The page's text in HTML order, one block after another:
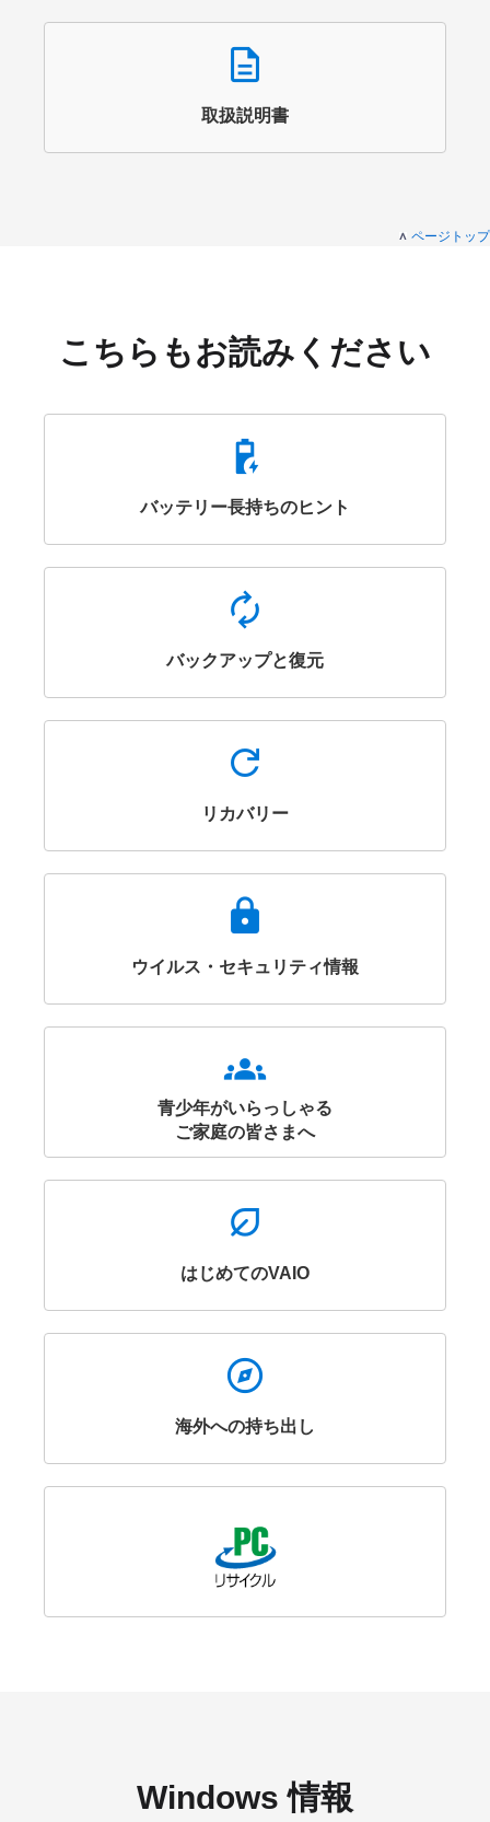
Description
取扱説明書
ページトップ
こちらもお読みください
Battery_Charging_80
バッテリー長持ちのヒント
Autorenew
バックアップと復元
Refresh
リカバリー
Lock
ウイルス・セキュリティ情報
Groups
青少年がいらっしゃる
ご家庭の皆さまへ
Nest_Eco_Leaf
はじめてのVAIO
Explore
海外への持ち出し
Windows 情報